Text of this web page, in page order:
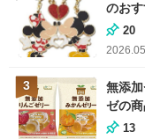
のお
20
3
無添
ゼの
13